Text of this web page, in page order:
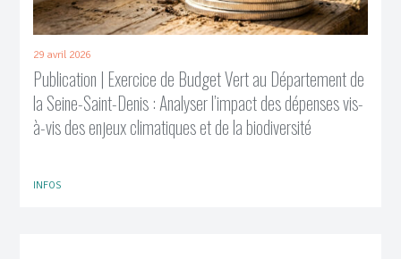
29 avril 2026
Publication | Exercice de Budget Vert au Département de
la Seine-Saint-Denis : Analyser l’impact des dépenses vis-
à-vis des enjeux climatiques et de la biodiversité
INFOS